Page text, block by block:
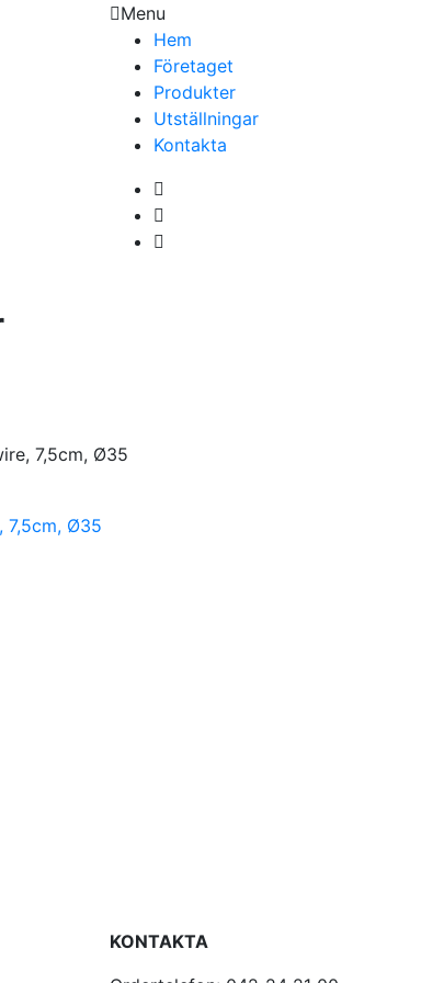
Menu
Hem
Företaget
Produkter
Utställningar
Kontakta
7,5cm, Ø35
KONTAKTA